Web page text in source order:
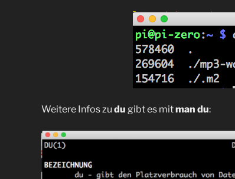
Weitere Infos zu du gibt es mitman du: